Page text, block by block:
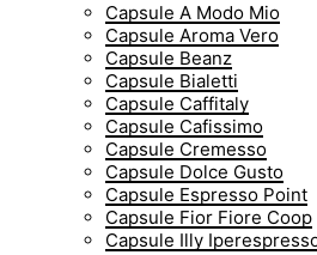
Capsule A Modo Mio
Capsule Aroma Vero
Capsule Beanz
Capsule Bialetti
Capsule Caffitaly
Capsule Cafissimo
Capsule Cremesso
Capsule Dolce Gusto
Capsule Espresso Point
Capsule Fior Fiore Coop
Capsule Illy